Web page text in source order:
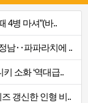
4병 마셔”(바..
남‥파파라치에 ..
소화 ‘역대급..
갱신한 인형 비..